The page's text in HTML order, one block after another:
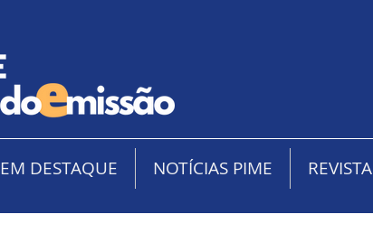
EM DESTAQUE NOTÍCIAS PIME REVISTA